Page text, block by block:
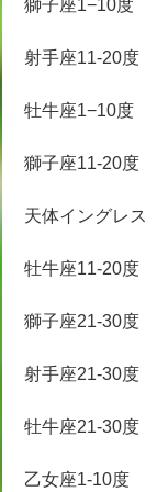
獅子座1−10度
射手座11-20度
牡牛座1−10度
獅子座11-20度
天体イングレス
牡牛座11-20度
獅子座21-30度
射手座21-30度
牡牛座21-30度
乙女座1-10度